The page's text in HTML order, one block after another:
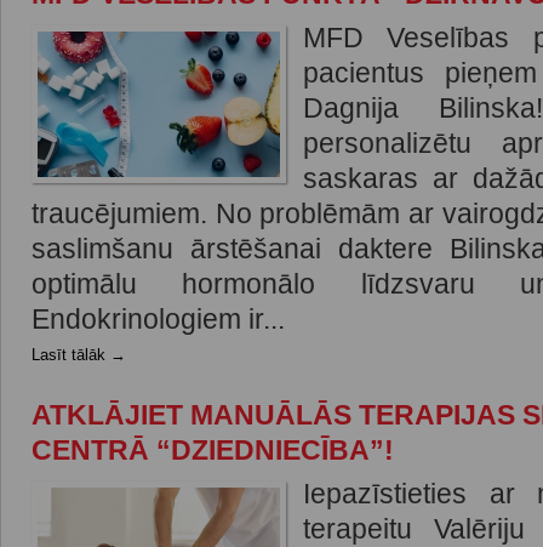
MFD Veselības
pacientus
Dagnija
personalizētu
saskaras ar
traucējumiem. No problēmām ar
saslimšanu ārstēšanai daktere
optimālu hormonālo līdzsvaru
Endokrinologiem ir...
Lasīt tālāk →
ATKLĀJIET MANUĀLĀS TERAPIJAS
CENTRĀ “DZIEDNIECĪBA”!
Iepazīstieties ar
terapeitu